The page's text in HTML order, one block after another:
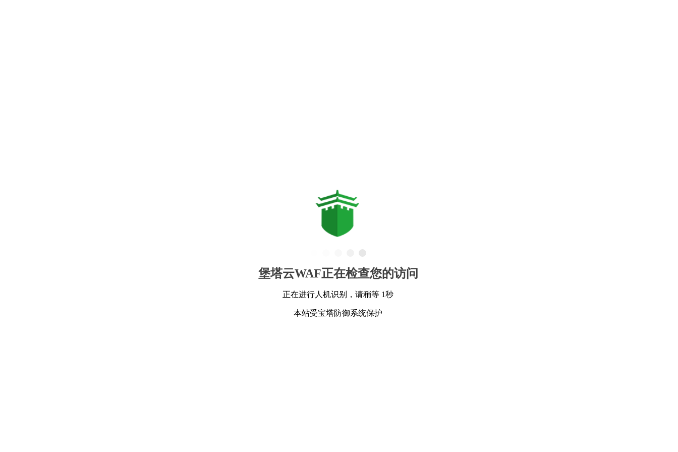
堡塔云WAF正在检查您的访问
正在进行人机识别，请稍等 1秒
本站受宝塔防御系统保护